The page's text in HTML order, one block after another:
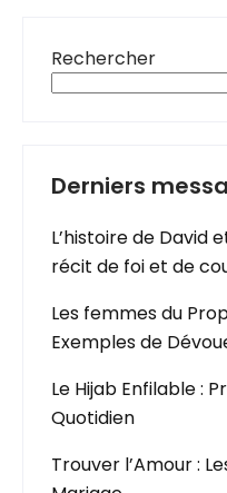
Rechercher
Derniers
L’histoire de David
récit de foi et de
Les femmes du
Exemples de
Le Hijab Enfilable :
Quotidien
Trouver l’Amour :